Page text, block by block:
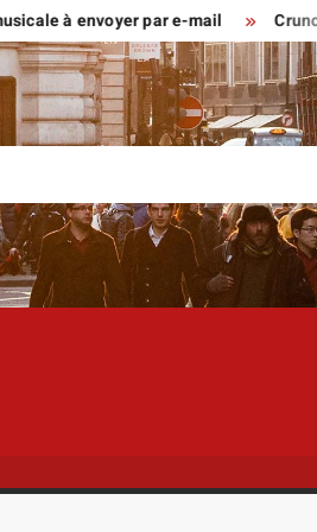
envoyer par e-mail Crunchscan